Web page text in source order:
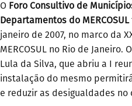
O Foro Consultivo de
Departamentos do MERCOSUL
janeiro de 2007, no marco da
MERCOSUL no Rio de
Lula da Silva, que abriu a I
instalação do mesmo
e reduzir as desigualdades no